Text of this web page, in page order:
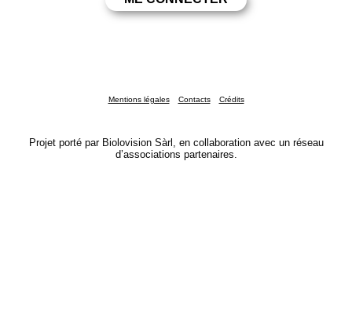
Mentions légales Contacts Crédits
Projet porté par Biolovision Sàrl, en collaboration avec un réseau
d’associations partenaires.